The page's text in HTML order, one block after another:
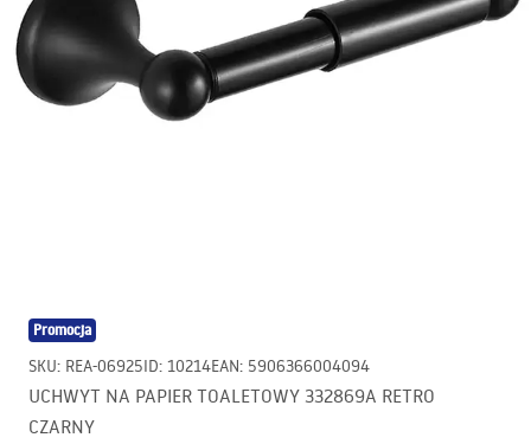
Promocja
SKU: REA-06925ID: 10214EAN: 5906366004094
UCHWYT NA PAPIER TOALETOWY 332869A RETRO
CZARNY